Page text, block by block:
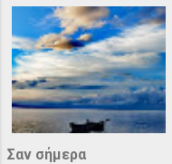
Σαν σήμερα